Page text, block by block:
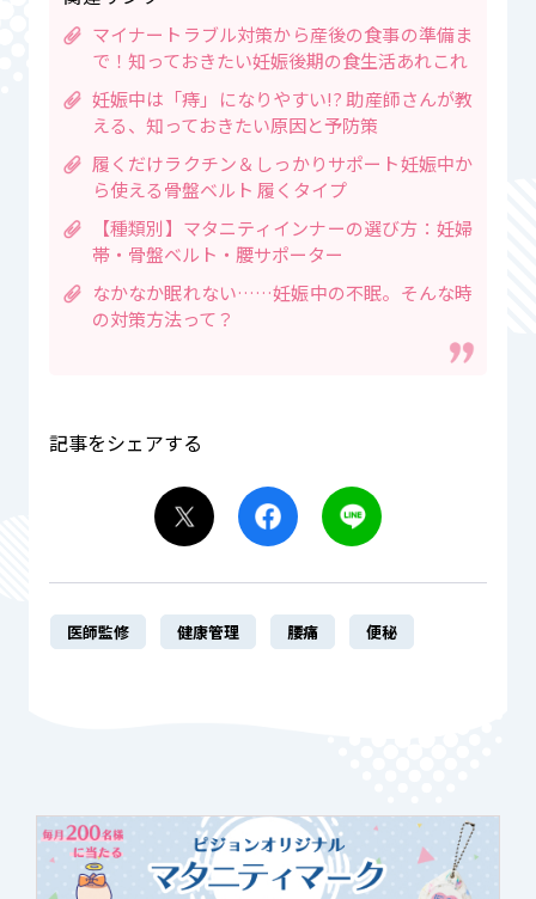
マイナートラブル対策から産後の食事の準備ま
で！知っておきたい妊娠後期の食生活あれこれ
妊娠中は「痔」になりやすい!? 助産師さんが教
える、知っておきたい原因と予防策
履くだけラクチン＆しっかりサポート妊娠中か
ら使える骨盤ベルト 履くタイプ
【種類別】マタニティインナーの選び方：妊婦
帯・骨盤ベルト・腰サポーター
なかなか眠れない……妊娠中の不眠。そんな時
の対策方法って？
記事をシェアする
医師監修 健康管理 腰痛 便秘